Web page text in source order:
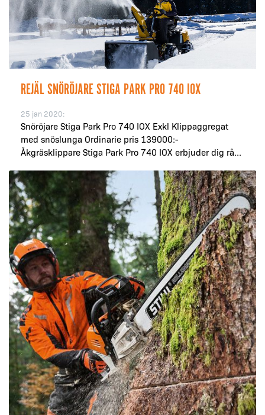
REJÄL SNÖRÖJARE STIGA PARK PRO 740 IOX
25 jan 2020:
Snöröjare Stiga Park Pro 740 IOX Exkl Klippaggregat
med snöslunga Ordinarie pris 139000:-
Åkgräsklippare Stiga Park Pro 740 IOX erbjuder dig rå...